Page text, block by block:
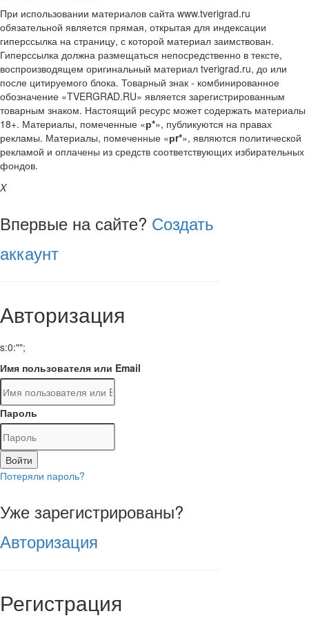
При использовании материалов сайта www.tverigrad.ru
обязательной является прямая, открытая для индексации
гиперссылка на страницу, с которой материал заимствован.
Гиперссылка должна размещаться непосредственно в тексте,
воспроизводящем оригинальный материал tverigrad.ru, до или
после цитируемого блока. Товарный знак - комбинированное
обозначение «TVERGRAD.RU» является зарегистрированным
товарным знаком. Настоящий ресурс может содержать материалы
18+. Материалы, помеченные «р*», публикуются на правах
рекламы. Материалы, помеченные «рr*», являются политической
рекламой и оплачены из средств соответствующих избирательных
фондов.
X
Впервые на сайте? Создать
аккаунт
Авторизация
s:0:"";
Имя пользователя или Email
Пароль
Войти
Потеряли пароль?
Уже зарегистрированы?
Авторизация
Регистрация